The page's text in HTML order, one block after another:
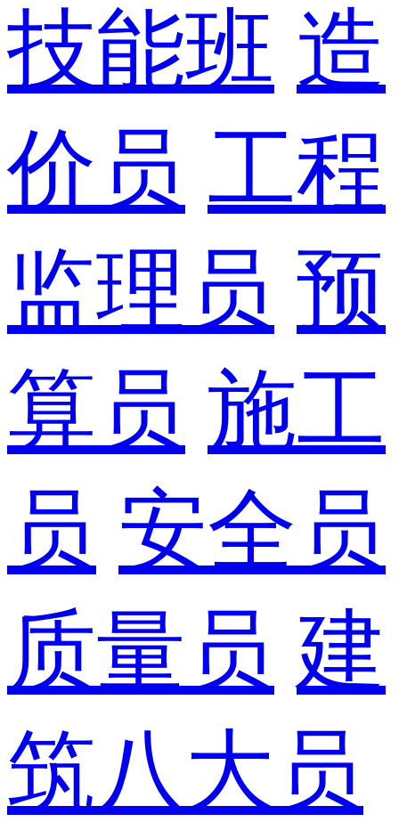
技能班 造
价员 工程
监理员 预
算员 施工
员 安全员
质量员 建
筑八大员